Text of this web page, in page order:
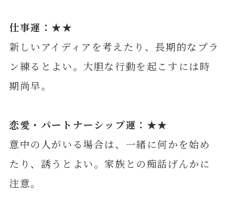
仕事運：★★
新しいアイディアを考えたり、長期的なプラ
ン練るとよい。大胆な行動を起こすには時
期尚早。
恋愛・パートナーシップ運：★★
意中の人がいる場合は、一緒に何かを始め
たり、誘うとよい。家族との痴話げんかに
注意。